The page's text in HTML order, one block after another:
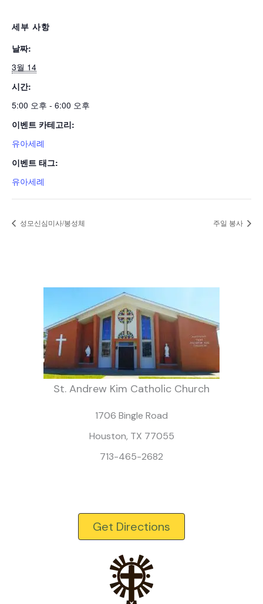
세부 사항
날짜:
3월 14
시간:
5:00 오후 - 6:00 오후
이벤트 카테고리:
유아세례
이벤트 태그:
유아세례
성모신심미사/봉성체 주일 봉사
St. Andrew Kim Catholic Church
1706 Bingle Road
Houston, TX 77055
713-465-2682
Get Directions